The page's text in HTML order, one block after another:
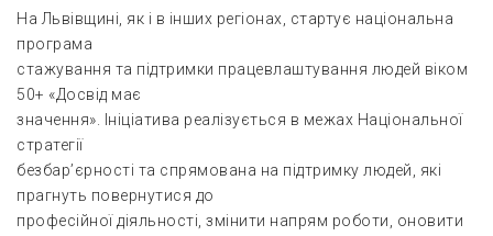
На Львівщині, як і в інших регіонах, стартує національна
програма
стажування та підтримки працевлаштування людей віком
50+ «Досвід має
значення». Ініціатива реалізується в межах Національної
стратегії
безбар’єрності та спрямована на підтримку людей, які
прагнуть повернутися до
професійної діяльності, змінити напрям роботи, оновити